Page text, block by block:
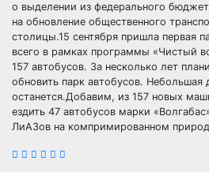
о выделении из федерального
на обновление общественного
столицы.15 сентября пришла первая
всего в рамках программы «Чистый
157 автобусов. За несколько лет
обновить парк автобусов. Небольшая
останется.Добавим, из 157 новых
ездить 47 автобусов марки
ЛиАЗов на компримированном